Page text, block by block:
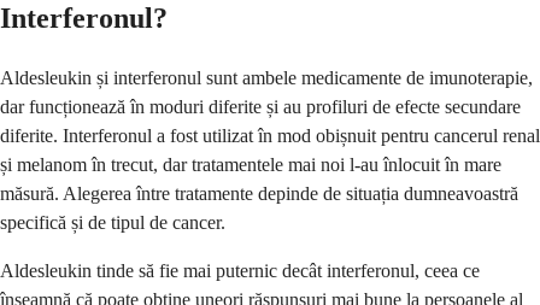
Interferonul?
Aldesleukin și interferonul sunt ambele medicamente de imunoterapie,
dar funcționează în moduri diferite și au profiluri de efecte secundare
diferite. Interferonul a fost utilizat în mod obișnuit pentru cancerul renal
și melanom în trecut, dar tratamentele mai noi l-au înlocuit în mare
măsură. Alegerea între tratamente depinde de situația dumneavoastră
specifică și de tipul de cancer.
Aldesleukin tinde să fie mai puternic decât interferonul, ceea ce
înseamnă că poate obține uneori răspunsuri mai bune la persoanele al